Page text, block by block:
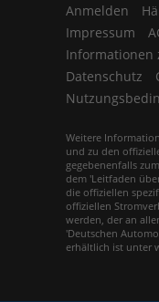
Anmelden
Impressum
Informationen
Datenschutz
Weitere
und zu den
gegebenenfalls
dem 'Leitfaden
die offiziellen
offiziellen
werden, der an
'Deutschen
erhältlich ist unter